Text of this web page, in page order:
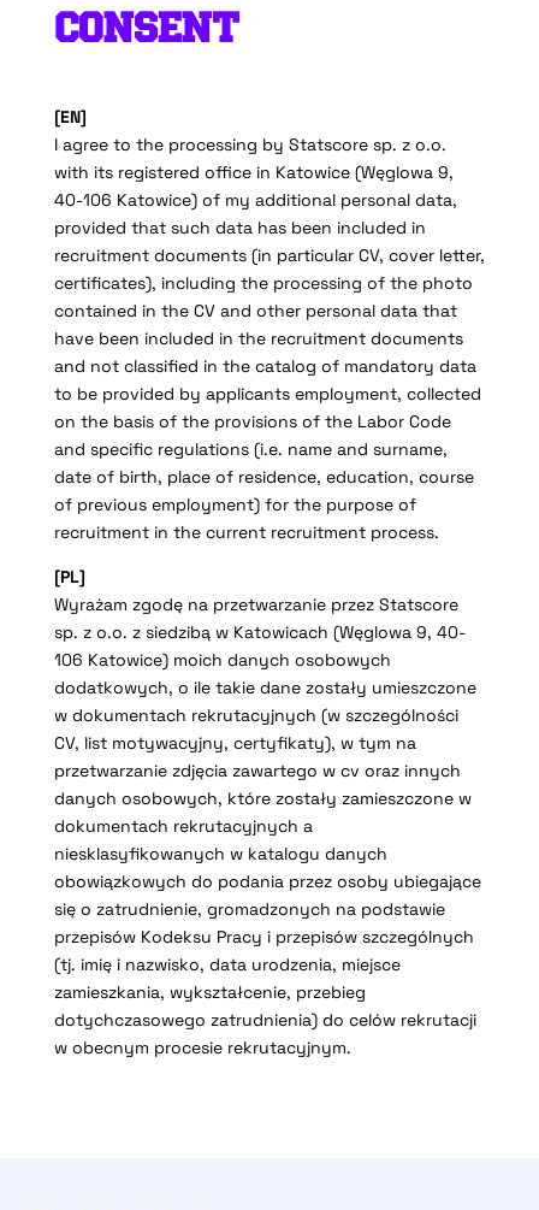
CONSENT
[EN]
I agree to the processing by Statscore sp. z o.o.
with its registered office in Katowice (Węglowa 9,
40-106 Katowice) of my additional personal data,
provided that such data has been included in
recruitment documents (in particular CV, cover letter,
certificates), including the processing of the photo
contained in the CV and other personal data that
have been included in the recruitment documents
and not classified in the catalog of mandatory data
to be provided by applicants employment, collected
on the basis of the provisions of the Labor Code
and specific regulations (i.e. name and surname,
date of birth, place of residence, education, course
of previous employment) for the purpose of
recruitment in the current recruitment process.
[PL]
Wyrażam zgodę na przetwarzanie przez Statscore
sp. z o.o. z siedzibą w Katowicach (Węglowa 9, 40-
106 Katowice) moich danych osobowych
dodatkowych, o ile takie dane zostały umieszczone
w dokumentach rekrutacyjnych (w szczególności
CV, list motywacyjny, certyfikaty), w tym na
przetwarzanie zdjęcia zawartego w cv oraz innych
danych osobowych, które zostały zamieszczone w
dokumentach rekrutacyjnych a
niesklasyfikowanych w katalogu danych
obowiązkowych do podania przez osoby ubiegające
się o zatrudnienie, gromadzonych na podstawie
przepisów Kodeksu Pracy i przepisów szczególnych
(tj. imię i nazwisko, data urodzenia, miejsce
zamieszkania, wykształcenie, przebieg
dotychczasowego zatrudnienia) do celów rekrutacji
w obecnym procesie rekrutacyjnym.